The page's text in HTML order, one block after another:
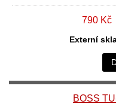
790 Kč
Externí
BOSS